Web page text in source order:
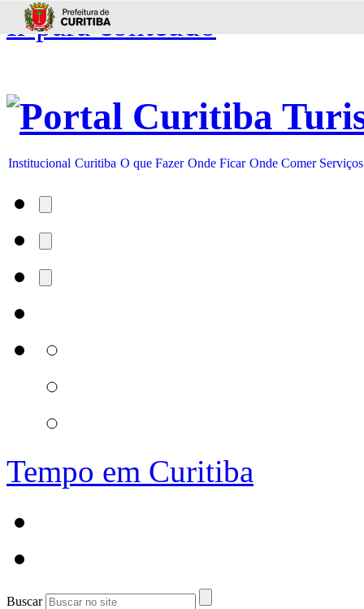
Ir para conteúdo
Institucional Curitiba O que Fazer Onde Ficar Onde Comer Serviços
Tempo em Curitiba
Buscar